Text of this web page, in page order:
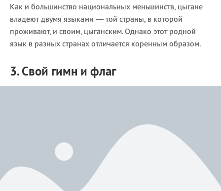
Как и большинство национальных меньшинств, цыгане
владеют двумя языками — той страны, в которой
проживают, и своим, цыганским. Однако этот родной
язык в разных странах отличается коренным образом.
3. Свой гимн и флаг